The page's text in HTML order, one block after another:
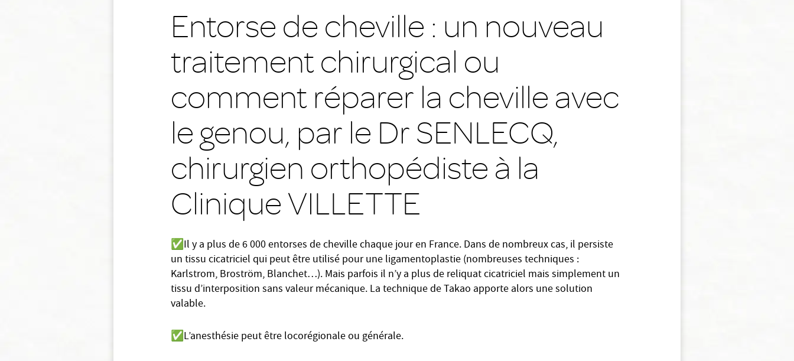
Entorse de cheville : un nouveau
traitement chirurgical ou
comment réparer la cheville avec
le genou, par le Dr SENLECQ,
chirurgien orthopédiste à la
Clinique VILLETTE
✅Il y a plus de 6 000 entorses de cheville chaque jour en France. Dans de nombreux cas, il persiste
un tissu cicatriciel qui peut être utilisé pour une ligamentoplastie (nombreuses techniques :
Karlstrom, Broström, Blanchet…). Mais parfois il n’y a plus de reliquat cicatriciel mais simplement un
tissu d’interposition sans valeur mécanique. La technique de Takao apporte alors une solution
valable.
✅L’anesthésie peut être locorégionale ou générale.